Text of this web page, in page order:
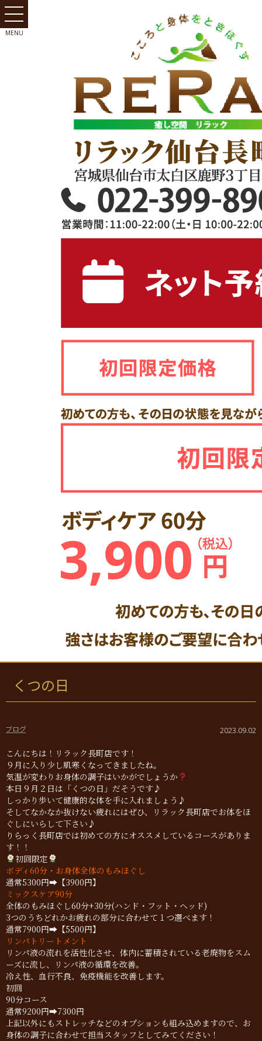
くつの日
ブログ 2023.09.02
こんにちは！リラック長町店です！
９月に入り少し肌寒くなってきましたね。
気温が変わりお身体の調子はいかがでしょうか
本日９月２日は「くつの日」だそうです♪
しっかり歩いて健康的な体を手に入れましょう♪
そしてなかなか抜けない疲れにはぜひ、リラック長町店でお体をほ
ぐしにいらして下さい♪
りらっく長町店では初めての方にオススメしているコースがありま
す！！
初回限定
ボディ60分・お身体全体のもみほぐし
通常5300円➡【3900円】
ミックスケア90分
全体のもみほぐし60分+30分(ハンド・フット・ヘッド)
3つのうちどれかお疲れの部分に合わせて１つ選べます！
通常7900円➡【5500円】
リンパトリートメント
リンパ液の流れを活性化させ、体内に蓄積されている老廃物をスム
ーズに流し、リンパ液の循環を改善。
冷え性、血行不良、免疫機能を改善します。
初回
90分コース
通常9200円➡7300円
上記以外にもストレッチなどのオプションも組み込めますので、お
身体の調子に合わせて担当スタッフとしてみてください！